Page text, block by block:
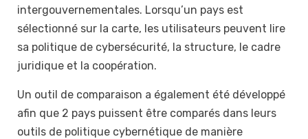
intergouvernementales. Lorsqu’un pays est
sélectionné sur la carte, les utilisateurs peuvent lire
sa politique de cybersécurité, la structure, le cadre
juridique et la coopération.
Un outil de comparaison a également été développé
afin que 2 pays puissent être comparés dans leurs
outils de politique cybernétique de manière